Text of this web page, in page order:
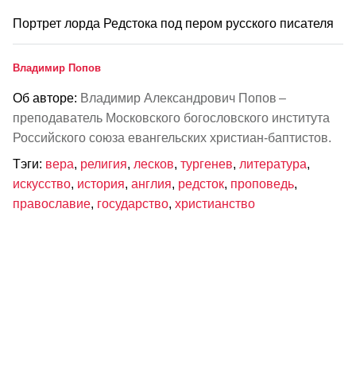
Портрет лорда Редстока под пером русского писателя
Владимир Попов
Об авторе: Владимир Александрович Попов –
преподаватель Московского богословского института
Российского союза евангельских христиан‑баптистов.
Тэги: вера, религия, лесков, тургенев, литература,
искусство, история, англия, редсток, проповедь,
православие, государство, христианство